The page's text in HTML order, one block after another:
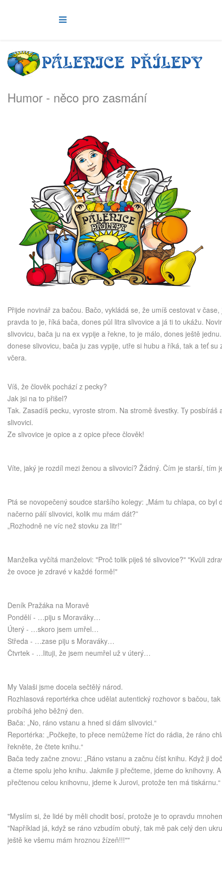
Humor - něco pro zasmání
Přijde novinář za bačou. Bačo, vykládá se, že umíš cestovat v
pravda to je, říká bača, dones půl litra slivovice a já ti to ukážu.
slivovicu, bača ju na ex vypije a řekne, to je málo, dones ještě
donese slivovicu, bača ju zas vypije, utře si hubu a říká, tak a teť su
včera.
Víš, že člověk pochází z pecky?
Jak jsi na to přišel?
Tak. Zasadíš pecku, vyroste strom. Na stromě švestky. Ty posbíráš
slivovici.
Ze slivovice je opice a z opice přece člověk!
Víte, jaký je rozdíl mezi ženou a slivovicí? Žádný. Čím je starší, tím
Ptá se novopečený soudce staršího kolegy: „Mám tu chlapa, co byl
načerno pálí slivovici, kolik mu mám dát?”
„Rozhodně ne víc než stovku za litr!”
Manželka vyčítá manželovi: "Proč tolik piješ té slivovice?" "Kvůli
že ovoce je zdravé v každé formě!"
Deník Pražáka na Moravě
Pondělí - …piju s Moraváky…
Úterý - …skoro jsem umřel…
Středa - …zase piju s Moraváky…
Čtvrtek - …lituji, že jsem neumřel už v úterý…
My Valaši jsme docela sečtělý národ.
Rozhlasová reportérka chce udělat autentický rozhovor s bačou,
probíhá jeho běžný den.
Bača: „No, ráno vstanu a hned si dám slivovici.“
Reportérka: „Počkejte, to přece nemůžeme říct do rádia, že ráno
řekněte, že čtete knihu.“
Bača tedy začne znovu: „Ráno vstanu a začnu číst knihu. Když ji
a čteme spolu jeho knihu. Jakmile ji přečteme, jdeme do knihovny.
přečtenou celou knihovnu, jdeme k Jurovi, protože ten má tiskárnu.“
"Myslím si, že lidé by měli chodit bosí, protože je to opravdu
"Například já, když se ráno vzbudím obutý, tak mě pak celý den
ještě ke všemu mám hroznou žízeň!!!""